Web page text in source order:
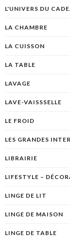
L'UNIVERS DU
LA CHAMBRE
LA CUISSON
LA TABLE
LAVAGE
LAVE-VAISSSELLE
LE FROID
LES GRANDES
LIBRAIRIE
LIFESTYLE –
LINGE DE LIT
LINGE DE MAISON
LINGE DE TABLE